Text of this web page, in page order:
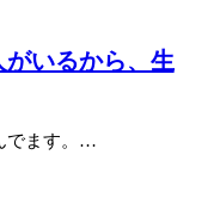
いるから、生
でます。…